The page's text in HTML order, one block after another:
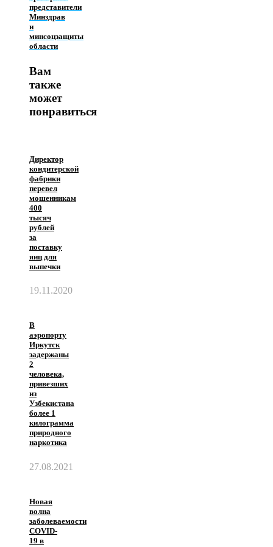
представители
Минздрав
и
минсоцзащиты
области
Вам
также
может
понравиться
Директор
кондитерской
фабрики
перевел
мошенникам
400
тысяч
рублей
за
поставку
яиц для
выпечки
19.11.2020
В
аэропорту
Иркутск
задержаны
2
человека,
привезших
из
Узбекистана
более 1
килограмма
природного
наркотика
27.08.2021
Новая
волна
заболеваемости
COVID-
19 в